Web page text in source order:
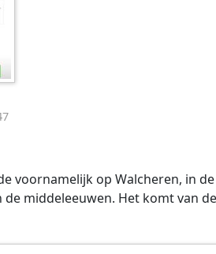
voornamelijk op Walcheren, in
middeleeuwen. Het komt van